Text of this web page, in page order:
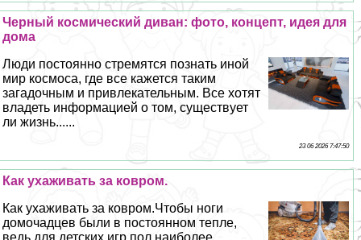
Черный космический диван: фото, концепт, идея для
дома
Люди постоянно стремятся познать иной
мир космоса, где все кажется таким
загадочным и привлекательным. Все хотят
владеть информацией о том, существует
ли жизнь......
23 06 2026 7:47:50
Как ухаживать за ковром.
Как ухаживать за ковром.Чтобы ноги
домочадцев были в постоянном тепле,
ведь для детских игр пол наиболее